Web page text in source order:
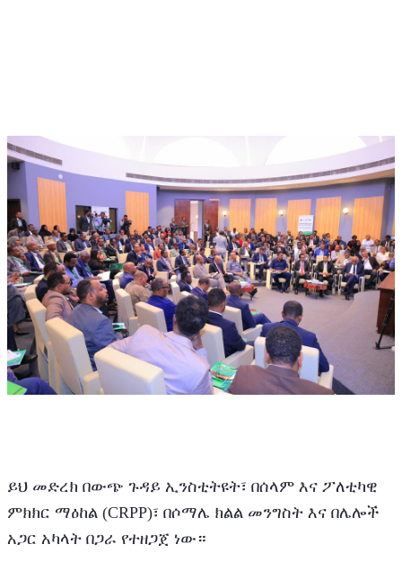
ይህ መድረክ በውጭ ጉዳይ ኢንስቲትዩት፣ በሰላም እና ፖለቲካዊ
ምክክር ማዕከል (CRPP)፣ በሶማሌ ክልል መንግስት እና በሌሎች
አጋር አካላት በጋራ የተዘጋጀ ነው።